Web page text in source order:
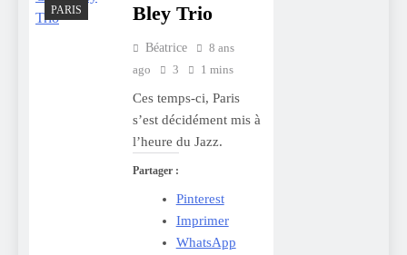
PARIS
Bley Trio
Béatrice
8 ans
ago
3 1 mins
Ces temps-ci, Paris
s’est décidément mis à
l’heure du Jazz.
Partager :
Pinterest
Imprimer
WhatsApp